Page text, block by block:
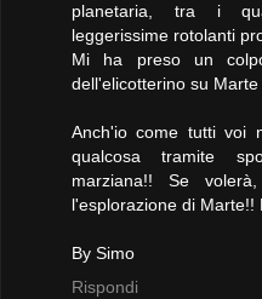
planetaria, tra i
leggerissime rotolanti
Mi ha preso un
dell'elicotterino su
Anch'io come tutti voi
qualcosa tramite
marziana!! Se
l'esplorazione di Marte!!
By Simo
Rispondi